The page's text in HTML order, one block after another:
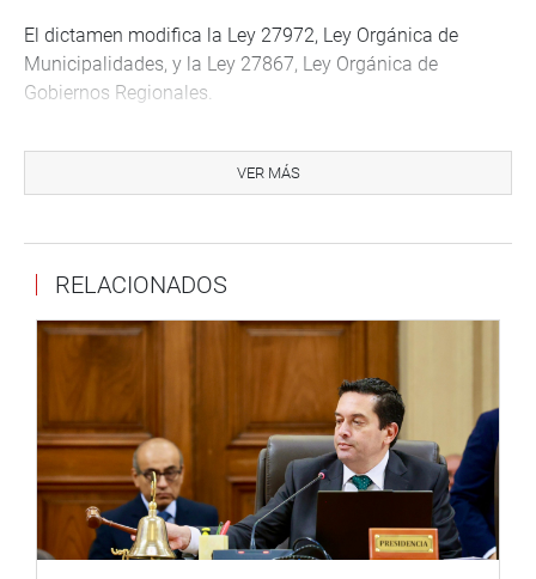
El dictamen modifica la Ley 27972, Ley Orgánica de
Municipalidades, y la Ley 27867, Ley Orgánica de
Gobiernos Regionales.
29 y 41 de la Ley 27972, Ley Orgánica de
Municipalidades.
Entre las principales modificaciones está la posibilidad de
que el Concejo Municipal designe comisiones
investigadoras sobre cualquier asunto de interés público
local, y para dicha conformación, así como el envío de
informes a la autoridad competente, se requiere el voto
favorable de no menos del 25% del total de miembros
hábiles del concejo.
En su segundo artículo, se incorpora el artículo 119-A en
la Ley 27972, Ley Orgánica de Municipalidades, con la
finalidad de establecer audiencias públicas municipales,
a efectos de rendir cuentas en los aspectos
VER MÁS
RELACIONADOS